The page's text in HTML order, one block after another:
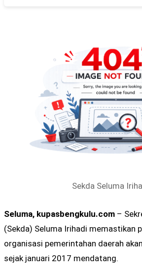
Sekda Seluma
Seluma, kupasbengkulu.com –
(Sekda) Seluma Irihadi memastikan
organisasi pemerintahan daerah
sejak januari 2017 mendatang.